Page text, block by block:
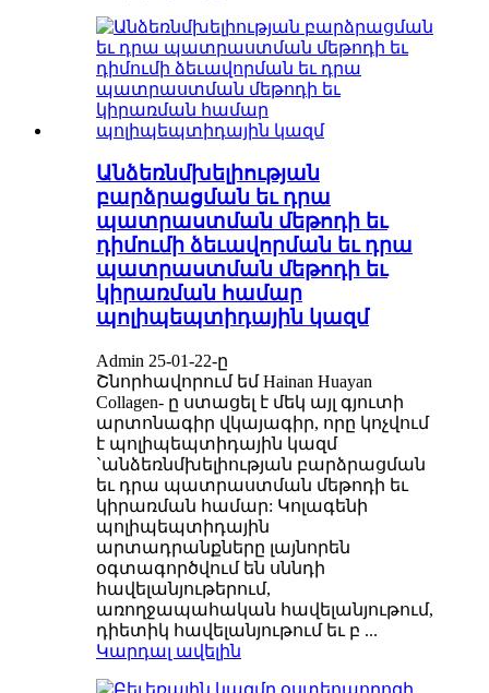
Անձեռնմխելիության
բարձրացման եւ դրա
պատրաստման մեթոդի եւ
դիմումի ձեւավորման եւ դրա
պատրաստման մեթոդի եւ
կիրառման համար
պոլիպեպտիդային կազմ
Admin 25-01-22-ը
Շնորհավորում եմ Hainan Huayan
Collagen- ը ստացել է մեկ այլ գյուտի
արտոնագիր վկայագիր, որը կոչվում
է պոլիպեպտիդային կազմ
`անձեռնմխելիության բարձրացման
եւ դրա պատրաստման մեթոդի եւ
կիրառման համար: Կոլագենի
պոլիպեպտիդային
արտադրանքները լայնորեն
օգտագործվում են սննդի
հավելանյութերում,
առողջապահական հավելանյութում,
դիետիկ հավելանյութում եւ բ ...
Կարդալ ավելին